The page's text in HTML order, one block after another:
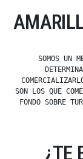
SOMOS UN
SON LOS QUE
FONDO SOBRE
¿TE